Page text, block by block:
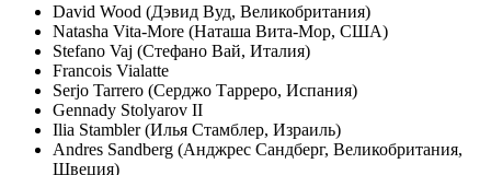
David Wood (Дэвид Вуд, Великобритания)
Natasha Vita-More (Наташа Вита-Мор, США)
Stefano Vaj (Стефано Вай, Италия)
Francois Vialatte
Serjo Tarrero (Серджо Тарреро, Испания)
Gennady Stolyarov II
Ilia Stambler (Илья Стамблер, Израиль)
Andres Sandberg (Анджрес Сандберг, Великобритания,
Швеция)